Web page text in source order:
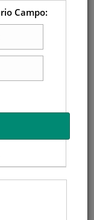
Campo: